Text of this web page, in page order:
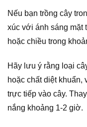
Nếu bạn trồng cây
xúc với ánh sáng mặt
hoặc chiều trong
Hãy lưu ý rằng loại
hoặc chất diệt
trực tiếp vào cây.
nắng khoảng 1-2 giờ.